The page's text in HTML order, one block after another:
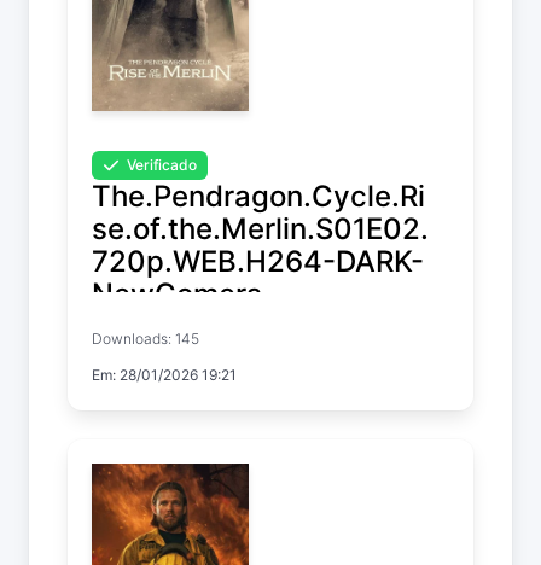
Verificado
The.Pendragon.Cycle.Ri
se.of.the.Merlin.S01E02.
720p.WEB.H264-DARK-
NewComers
Merlin
Temp. 1 EP. 2
Downloads: 145
Em: 28/01/2026 19:21